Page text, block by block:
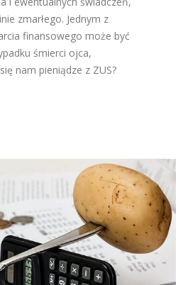
zmarłego. Jednym z
finansowego może być
śmierci ojca,
nam pieniądze z ZUS?